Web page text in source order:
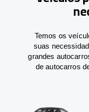
Temos os
suas
grandes
de autocarros